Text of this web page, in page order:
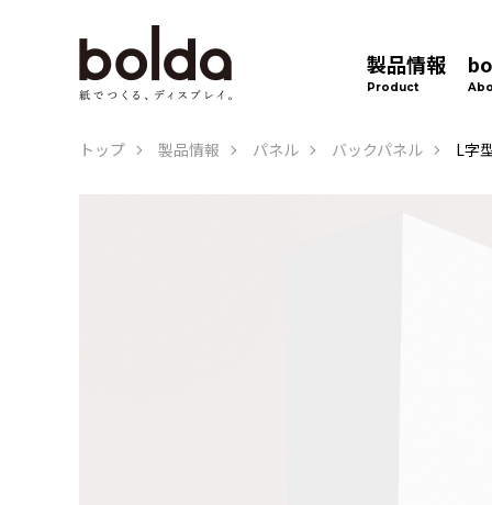
製品情報
Product
トップ 製品情報 パネル バックパネル L字